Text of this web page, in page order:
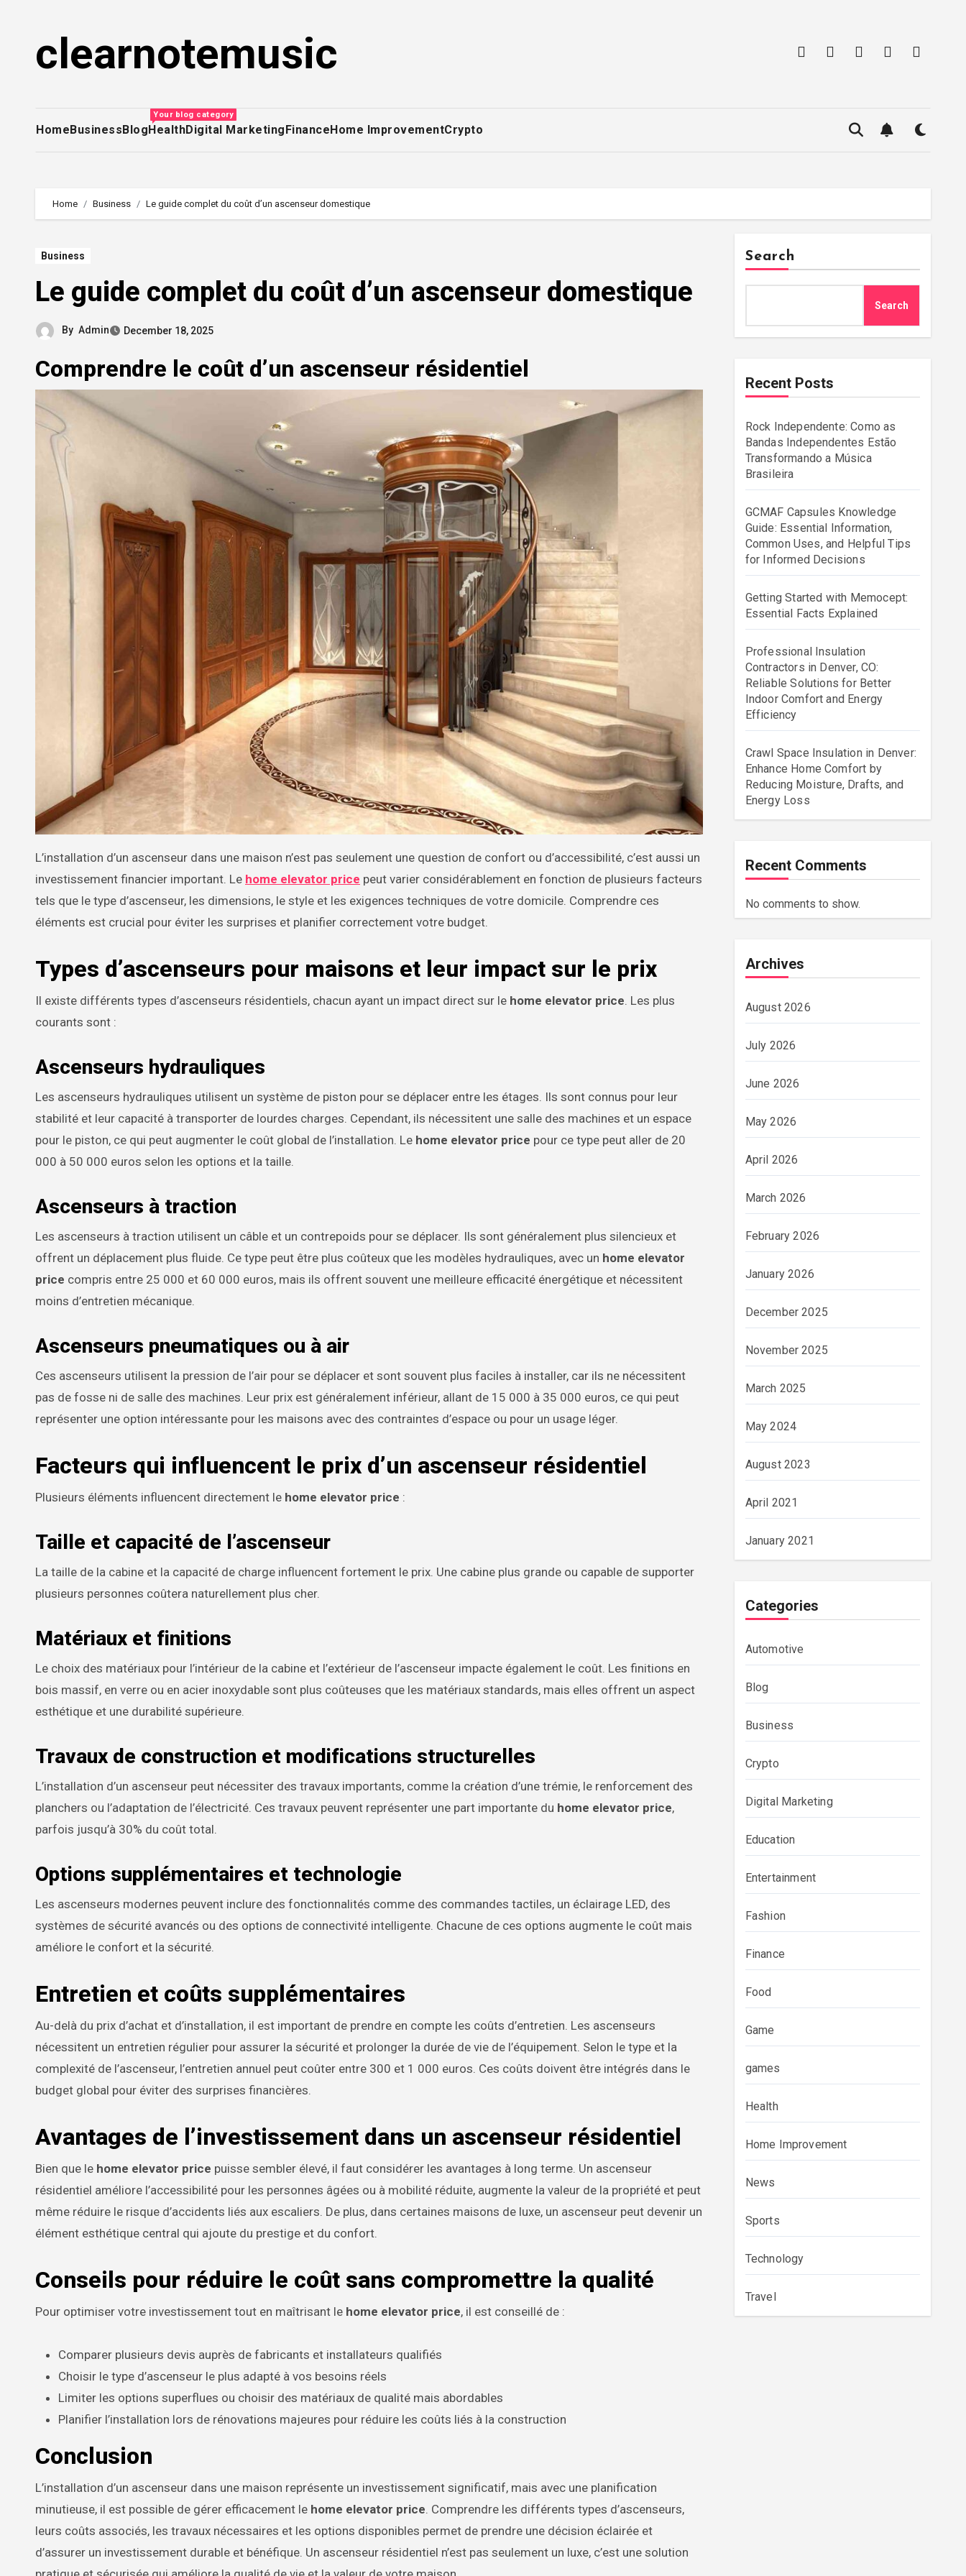
clearnotemusic
HomeBusinessBlog
Your blog category
HealthDigital MarketingFinanceHome ImprovementCrypto
Home Business Le guide complet du coût d’un ascenseur domestique
Business
Le guide complet du coût d’un ascenseur domestique
By Admin December 18, 2025
Comprendre le coût d’un ascenseur résidentiel
L’installation d’un ascenseur dans une maison n’est pas seulement une question de confort ou d’accessibilité, c’est aussi un
investissement financier important. Le home elevator price peut varier considérablement en fonction de plusieurs facteurs
tels que le type d’ascenseur, les dimensions, le style et les exigences techniques de votre domicile. Comprendre ces
éléments est crucial pour éviter les surprises et planifier correctement votre budget.
Types d’ascenseurs pour maisons et leur impact sur le prix
Il existe différents types d’ascenseurs résidentiels, chacun ayant un impact direct sur le home elevator price. Les plus
courants sont :
Ascenseurs hydrauliques
Les ascenseurs hydrauliques utilisent un système de piston pour se déplacer entre les étages. Ils sont connus pour leur
stabilité et leur capacité à transporter de lourdes charges. Cependant, ils nécessitent une salle des machines et un espace
pour le piston, ce qui peut augmenter le coût global de l’installation. Le home elevator price pour ce type peut aller de 20
000 à 50 000 euros selon les options et la taille.
Ascenseurs à traction
Les ascenseurs à traction utilisent un câble et un contrepoids pour se déplacer. Ils sont généralement plus silencieux et
offrent un déplacement plus fluide. Ce type peut être plus coûteux que les modèles hydrauliques, avec un home elevator
price compris entre 25 000 et 60 000 euros, mais ils offrent souvent une meilleure efficacité énergétique et nécessitent
moins d’entretien mécanique.
Ascenseurs pneumatiques ou à air
Ces ascenseurs utilisent la pression de l’air pour se déplacer et sont souvent plus faciles à installer, car ils ne nécessitent
pas de fosse ni de salle des machines. Leur prix est généralement inférieur, allant de 15 000 à 35 000 euros, ce qui peut
représenter une option intéressante pour les maisons avec des contraintes d’espace ou pour un usage léger.
Facteurs qui influencent le prix d’un ascenseur résidentiel
Plusieurs éléments influencent directement le home elevator price :
Taille et capacité de l’ascenseur
La taille de la cabine et la capacité de charge influencent fortement le prix. Une cabine plus grande ou capable de supporter
plusieurs personnes coûtera naturellement plus cher.
Matériaux et finitions
Le choix des matériaux pour l’intérieur de la cabine et l’extérieur de l’ascenseur impacte également le coût. Les finitions en
bois massif, en verre ou en acier inoxydable sont plus coûteuses que les matériaux standards, mais elles offrent un aspect
esthétique et une durabilité supérieure.
Travaux de construction et modifications structurelles
L’installation d’un ascenseur peut nécessiter des travaux importants, comme la création d’une trémie, le renforcement des
planchers ou l’adaptation de l’électricité. Ces travaux peuvent représenter une part importante du home elevator price,
parfois jusqu’à 30% du coût total.
Options supplémentaires et technologie
Les ascenseurs modernes peuvent inclure des fonctionnalités comme des commandes tactiles, un éclairage LED, des
systèmes de sécurité avancés ou des options de connectivité intelligente. Chacune de ces options augmente le coût mais
améliore le confort et la sécurité.
Entretien et coûts supplémentaires
Au-delà du prix d’achat et d’installation, il est important de prendre en compte les coûts d’entretien. Les ascenseurs
nécessitent un entretien régulier pour assurer la sécurité et prolonger la durée de vie de l’équipement. Selon le type et la
complexité de l’ascenseur, l’entretien annuel peut coûter entre 300 et 1 000 euros. Ces coûts doivent être intégrés dans le
budget global pour éviter des surprises financières.
Avantages de l’investissement dans un ascenseur résidentiel
Bien que le home elevator price puisse sembler élevé, il faut considérer les avantages à long terme. Un ascenseur
résidentiel améliore l’accessibilité pour les personnes âgées ou à mobilité réduite, augmente la valeur de la propriété et peut
même réduire le risque d’accidents liés aux escaliers. De plus, dans certaines maisons de luxe, un ascenseur peut devenir un
élément esthétique central qui ajoute du prestige et du confort.
Conseils pour réduire le coût sans compromettre la qualité
Pour optimiser votre investissement tout en maîtrisant le home elevator price, il est conseillé de :
Comparer plusieurs devis auprès de fabricants et installateurs qualifiés
Choisir le type d’ascenseur le plus adapté à vos besoins réels
Limiter les options superflues ou choisir des matériaux de qualité mais abordables
Planifier l’installation lors de rénovations majeures pour réduire les coûts liés à la construction
Conclusion
L’installation d’un ascenseur dans une maison représente un investissement significatif, mais avec une planification
minutieuse, il est possible de gérer efficacement le home elevator price. Comprendre les différents types d’ascenseurs,
leurs coûts associés, les travaux nécessaires et les options disponibles permet de prendre une décision éclairée et
d’assurer un investissement durable et bénéfique. Un ascenseur résidentiel n’est pas seulement un luxe, c’est une solution
Search
Search
Recent Posts
Rock Independente: Como as
Bandas Independentes Estão
Transformando a Música
Brasileira
GCMAF Capsules Knowledge
Guide: Essential Information,
Common Uses, and Helpful Tips
for Informed Decisions
Getting Started with Memocept:
Essential Facts Explained
Professional Insulation
Contractors in Denver, CO:
Reliable Solutions for Better
Indoor Comfort and Energy
Efficiency
Crawl Space Insulation in Denver:
Enhance Home Comfort by
Reducing Moisture, Drafts, and
Energy Loss
Recent Comments
No comments to show.
Archives
August 2026
July 2026
June 2026
May 2026
April 2026
March 2026
February 2026
January 2026
December 2025
November 2025
March 2025
May 2024
August 2023
April 2021
January 2021
Categories
Automotive
Blog
Business
Crypto
Digital Marketing
Education
Entertainment
Fashion
Finance
Food
Game
games
Health
Home Improvement
News
Sports
Technology
Travel